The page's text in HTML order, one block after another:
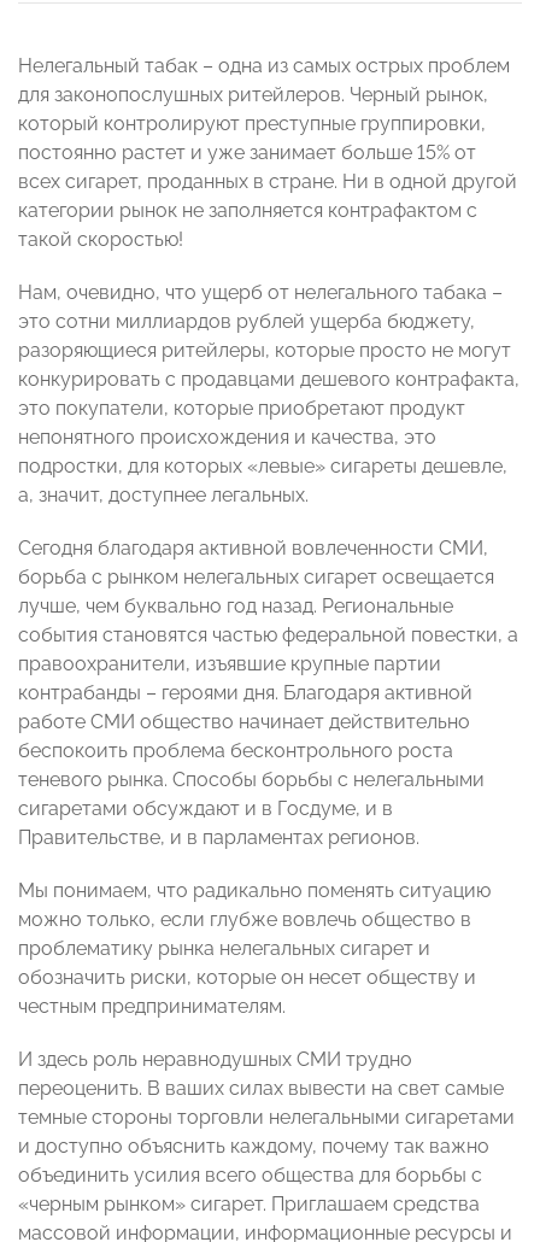
Нелегальный табак – одна из самых острых проблем
для законопослушных ритейлеров. Черный рынок,
который контролируют преступные группировки,
постоянно растет и уже занимает больше 15% от
всех сигарет, проданных в стране. Ни в одной другой
категории рынок не заполняется контрафактом с
такой скоростью!
Нам, очевидно, что ущерб от нелегального табака –
это сотни миллиардов рублей ущерба бюджету,
разоряющиеся ритейлеры, которые просто не могут
конкурировать с продавцами дешевого контрафакта,
это покупатели, которые приобретают продукт
непонятного происхождения и качества, это
подростки, для которых «левые» сигареты дешевле,
а, значит, доступнее легальных.
Сегодня благодаря активной вовлеченности СМИ,
борьба с рынком нелегальных сигарет освещается
лучше, чем буквально год назад. Региональные
события становятся частью федеральной повестки, а
правоохранители, изъявшие крупные партии
контрабанды – героями дня. Благодаря активной
работе СМИ общество начинает действительно
беспокоить проблема бесконтрольного роста
теневого рынка. Способы борьбы с нелегальными
сигаретами обсуждают и в Госдуме, и в
Правительстве, и в парламентах регионов.
Мы понимаем, что радикально поменять ситуацию
можно только, если глубже вовлечь общество в
проблематику рынка нелегальных сигарет и
обозначить риски, которые он несет обществу и
честным предпринимателям.
И здесь роль неравнодушных СМИ трудно
переоценить. В ваших силах вывести на свет самые
темные стороны торговли нелегальными сигаретами
и доступно объяснить каждому, почему так важно
объединить усилия всего общества для борьбы с
«черным рынком» сигарет. Приглашаем средства
массовой информации, информационные ресурсы и